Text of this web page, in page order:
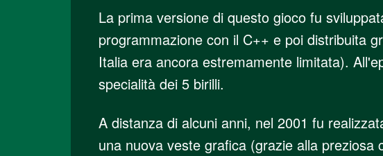
La prima versione di questo gioco fu
programmazione con il C++ e poi distribuita
Italia era ancora estremamente limitata).
specialità dei 5 birilli.
A distanza di alcuni anni, nel 2001 fu
una nuova veste grafica (grazie alla